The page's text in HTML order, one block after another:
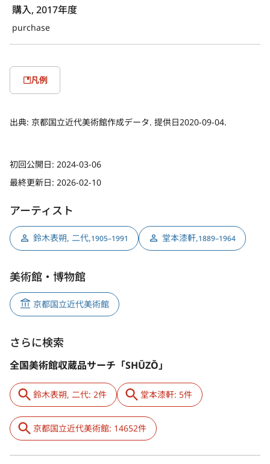
購入, 2017年度
purchase
凡例
出典: 京都国立近代美術館作成データ. 提供日2020-09-04.
初回公開日: 2024-03-06
最終更新日: 2026-02-10
アーティスト
鈴木表朔, 二代,1905–1991 堂本漆軒,1889–1964
美術館・博物館
京都国立近代美術館
さらに検索
全国美術館収蔵品サーチ「SHŪZŌ」
鈴木表朔, 二代: 2件 堂本漆軒: 5件
京都国立近代美術館: 14652件